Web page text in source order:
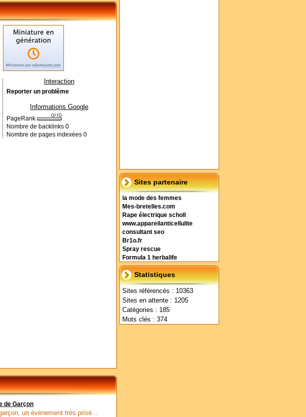
Sites partenaire
la mode des femmes
Mes-bretelles.com
Rape électrique scholl
www.appareilanticellulite
consultant seo
Br1o.fr
Spray rescue
Formula 1 herbalife
Statistiques
Sites référencés : 10363
Sites en attente : 1205
Catégories : 185
Mots clés : 374
Interaction
Reporter un problème
Informations Google
PageRank
Nombre de backlinks 0
Nombre de pages indexées 0
de Garçon
un évènement très prisé...